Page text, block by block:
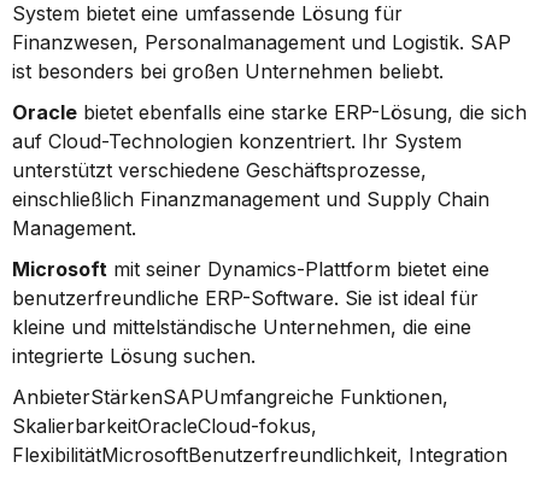
System bietet eine umfassende Lösung für
Finanzwesen, Personalmanagement und Logistik. SAP
ist besonders bei großen Unternehmen beliebt.
Oracle bietet ebenfalls eine starke ERP-Lösung, die sich
auf Cloud-Technologien konzentriert. Ihr System
unterstützt verschiedene Geschäftsprozesse,
einschließlich Finanzmanagement und Supply Chain
Management.
Microsoft mit seiner Dynamics-Plattform bietet eine
benutzerfreundliche ERP-Software. Sie ist ideal für
kleine und mittelständische Unternehmen, die eine
integrierte Lösung suchen.
AnbieterStärkenSAPUmfangreiche Funktionen,
SkalierbarkeitOracleCloud-fokus,
FlexibilitätMicrosoftBenutzerfreundlichkeit, Integration